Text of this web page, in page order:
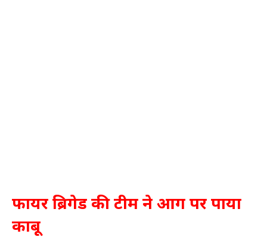
फायर ब्रिगेड की टीम ने आग पर पाया
काबू